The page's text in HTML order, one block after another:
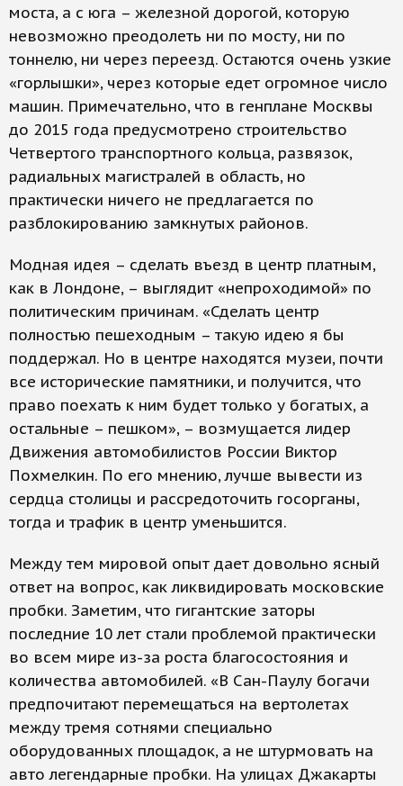
моста, а с юга – железной дорогой, которую
невозможно преодолеть ни по мосту, ни по
тоннелю, ни через переезд. Остаются очень узкие
«горлышки», через которые едет огромное число
машин. Примечательно, что в генплане Москвы
до 2015 года предусмотрено строительство
Четвертого транспортного кольца, развязок,
радиальных магистралей в область, но
практически ничего не предлагается по
разблокированию замкнутых районов.
Модная идея – сделать въезд в центр платным,
как в Лондоне, – выглядит «непроходимой» по
политическим причинам. «Сделать центр
полностью пешеходным – такую идею я бы
поддержал. Но в центре находятся музеи, почти
все исторические памятники, и получится, что
право поехать к ним будет только у богатых, а
остальные – пешком», – возмущается лидер
Движения автомобилистов России Виктор
Похмелкин. По его мнению, лучше вывести из
сердца столицы и рассредоточить госорганы,
тогда и трафик в центр уменьшится.
Между тем мировой опыт дает довольно ясный
ответ на вопрос, как ликвидировать московские
пробки. Заметим, что гигантские заторы
последние 10 лет стали проблемой практически
во всем мире из-за роста благосостояния и
количества автомобилей. «В Сан-Паулу богачи
предпочитают перемещаться на вертолетах
между тремя сотнями специально
оборудованных площадок, а не штурмовать на
авто легендарные пробки. На улицах Джакарты